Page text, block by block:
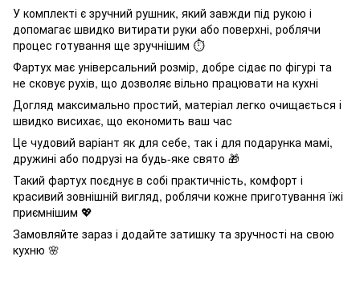
У комплекті є зручний рушник, який завжди під рукою і
допомагає швидко витирати руки або поверхні, роблячи
процес готування ще зручнішим ⏱️
Фартух має універсальний розмір, добре сідає по фігурі та
не сковує рухів, що дозволяє вільно працювати на кухні
Догляд максимально простий, матеріал легко очищається і
швидко висихає, що економить ваш час
Це чудовий варіант як для себе, так і для подарунка мамі,
дружині або подрузі на будь-яке свято 🎁
Такий фартух поєднує в собі практичність, комфорт і
красивий зовнішній вигляд, роблячи кожне приготування їжі
приємнішим 💖
Замовляйте зараз і додайте затишку та зручності на свою
кухню 🌸